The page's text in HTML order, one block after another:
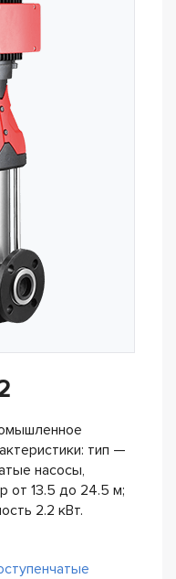
тип —
насосы,
от 13.5 до 24.5 м;
2.2 кВт.